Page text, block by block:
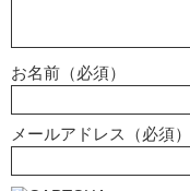
お名前（必須）
メールアドレス（必須